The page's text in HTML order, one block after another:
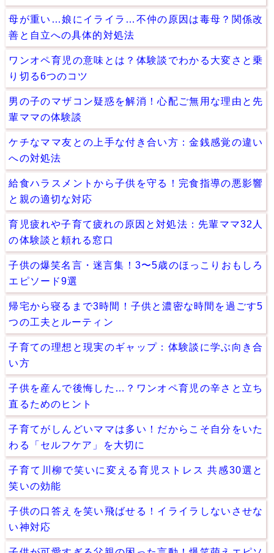
母が重い…娘にイライラ…不仲の原因は毒母？関係改
善と自立への具体的対処法
ワンオペ育児の意味とは？体験談でわかる大変さと乗
り切る6つのコツ
男の子のマザコン疑惑を解消！心配ご無用な理由と先
輩ママの体験談
ケチなママ友との上手な付き合い方：金銭感覚の違い
への対処法
給食ハラスメントから子供を守る！完食指導の悪影響
と親の適切な対応
育児疲れや子育て疲れの原因と対処法：先輩ママ32人
の体験談と頼れる窓口
子供の爆笑名言・迷言集！3〜5歳のほっこりおもしろ
エピソード9選
帰宅から寝るまで3時間！子供と濃密な時間を過ごす5
つの工夫とルーティン
子育ての理想と現実のギャップ：体験談に学ぶ向き合
い方
子供を産んで後悔した…？ワンオペ育児の辛さと立ち
直るためのヒント
子育てがしんどいママは多い！だからこそ自分をいた
わる「セルフケア」を大切に
子育て川柳で笑いに変える育児ストレス 共感30選と
笑いの効能
子供の口答えを笑い飛ばせる！イライラしないさせな
い神対応